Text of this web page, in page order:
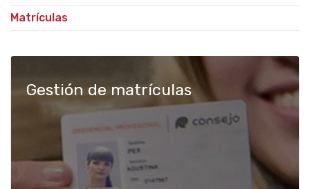
Matrículas
Gestión de matrículas